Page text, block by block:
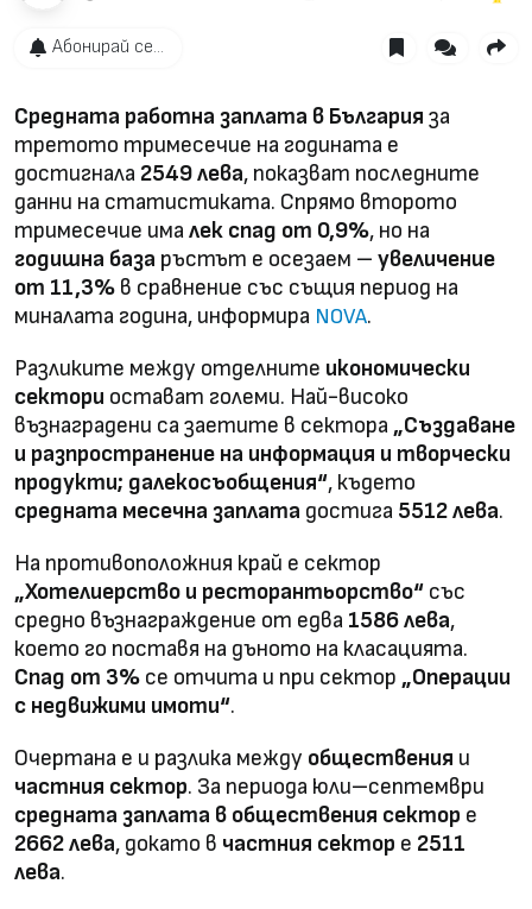
Абонирай се...
Средната работна заплата в България за
третото тримесечие на годината е
достигнала 2549 лева, показват последните
данни на статистиката. Спрямо второто
тримесечие има лек спад от 0,9%, но на
годишна база ръстът е осезаем – увеличение
от 11,3% в сравнение със същия период на
миналата година, информира NOVA.
Разликите между отделните икономически
сектори остават големи. Най-високо
възнаградени са заетите в сектора „Създаване
и разпространение на информация и творчески
продукти; далекосъобщения“, където
средната месечна заплата достига 5512 лева.
На противоположния край е сектор
„Хотелиерство и ресторантьорство“ със
средно възнаграждение от едва 1586 лева,
което го поставя на дъното на класацията.
Спад от 3% се отчита и при сектор „Операции
с недвижими имоти“.
Очертана е и разлика между обществения и
частния сектор. За периода юли–септември
средната заплата в обществения сектор е
2662 лева, докато в частния сектор е 2511
лева.